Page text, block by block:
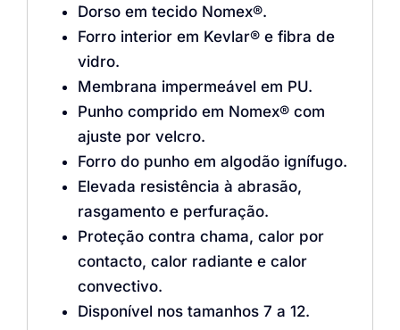
Dorso em tecido Nomex®.
Forro interior em Kevlar® e fibra de
vidro.
Membrana impermeável em PU.
Punho comprido em Nomex® com
ajuste por velcro.
Forro do punho em algodão ignífugo.
Elevada resistência à abrasão,
rasgamento e perfuração.
Proteção contra chama, calor por
contacto, calor radiante e calor
convectivo.
Disponível nos tamanhos 7 a 12.